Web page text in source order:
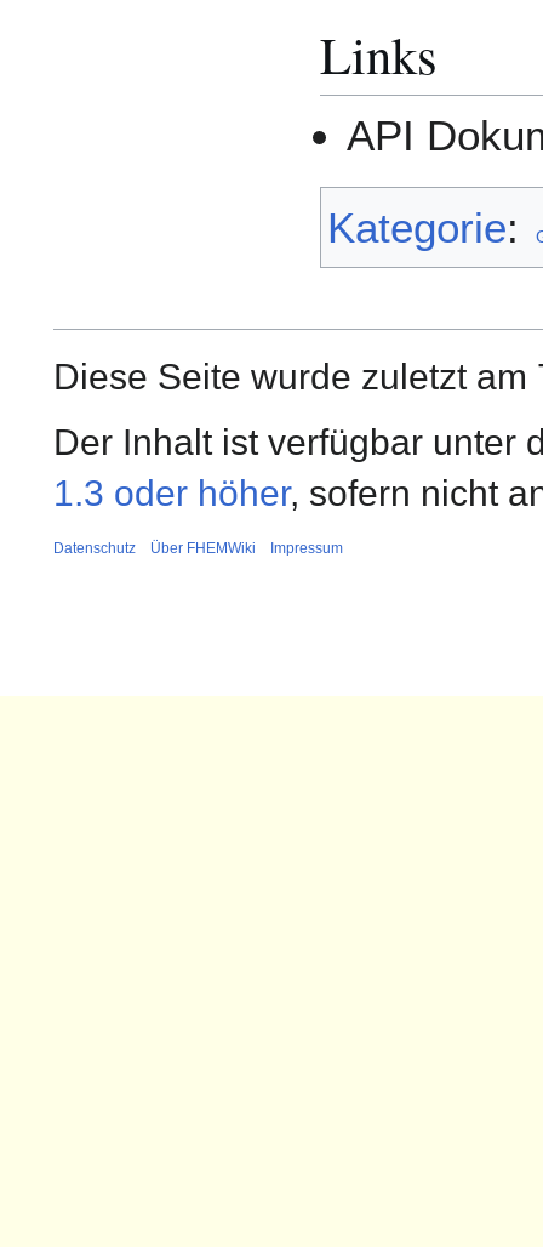
Links
API
Kategorie:
Diese Seite wurde zuletzt
Der Inhalt ist verfügbar unter
1.3 oder höher, sofern nicht
Datenschutz Über FHEMWiki Impressum